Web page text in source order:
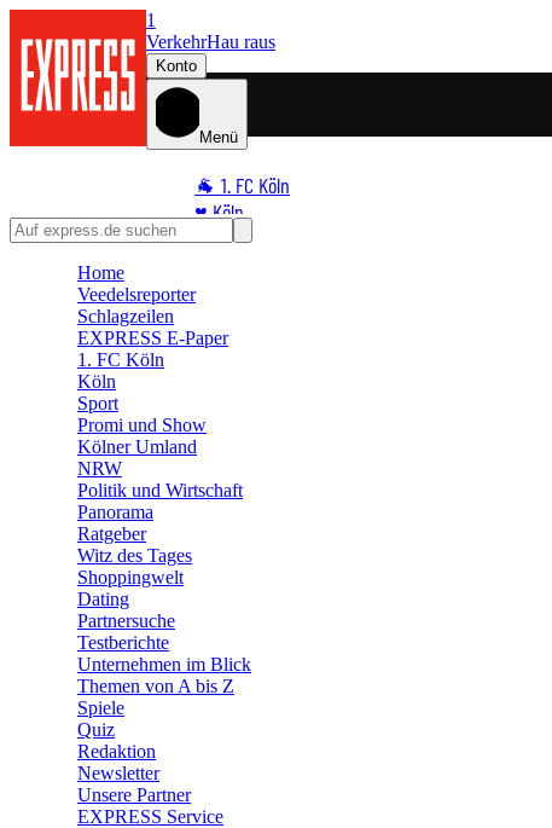
1
VerkehrHau raus
Konto
Menü
🐐 1. FC Köln
♥️ Köln
⭐ Promi
🛒 Shoppingwelt
🧩 Spiele
Home
Veedelsreporter
Schlagzeilen
EXPRESS E-Paper
1. FC Köln
Köln
Sport
Promi und Show
Kölner Umland
NRW
Politik und Wirtschaft
Panorama
Ratgeber
Witz des Tages
Shoppingwelt
Dating
Partnersuche
Testberichte
Unternehmen im Blick
Themen von A bis Z
Spiele
Quiz
Redaktion
Newsletter
Unsere Partner
EXPRESS Service